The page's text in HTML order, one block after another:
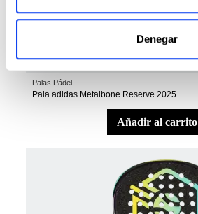
Denegar
Palas Pádel
Pala adidas Metalbone Reserve 2025
añadir al carrito